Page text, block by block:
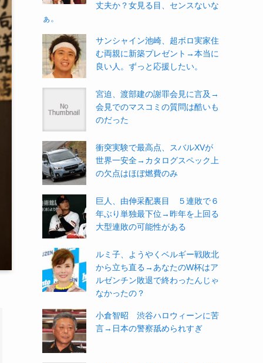
丈夫か？女見る目、センスないな
ぁ。
サンシャイン池崎、超ボロ実家住
む両親に新築プレゼント→本当に
良い人。ずっと応援したい。
宮迫、渡部建の謝罪会見に言及→
会見でのマスコミの質問は酷いも
のだった
衝突実験で最高点、スバルXVが
世界一安全→カタログスペック上
の欠点はほぼ燃費のみ
巨人、由伸采配裏目 ５連敗で６
年ぶり単独最下位→昨年を上回る
大型連敗の可能性がある
ルミ子、ようやくベルギー戦敗北
から立ち直る→あなたのW杯はア
ルゼンチン敗退で終わったんじゃ
なかったの？
小倉智昭 渋谷ハロウィーンに苦
言→日本の警察舐められすぎ